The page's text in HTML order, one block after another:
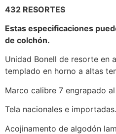
432 RESORTES
Estas especificaciones
de colchón.
Unidad Bonell de resorte en
templado en horno a altas
Marco calibre 7 engrapado
Tela nacionales e importadas.
Acojinamento de algodón